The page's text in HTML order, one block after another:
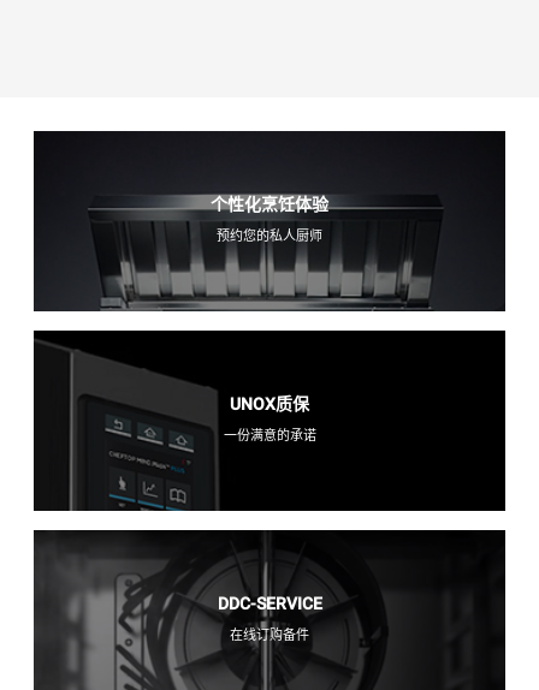
个性化烹饪体验
预约您的私人厨师
UNOX质保
一份满意的承诺
DDC-SERVICE
在线订购备件